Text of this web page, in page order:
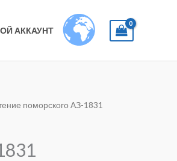
АККАУНТ
поморского АЗ-1831